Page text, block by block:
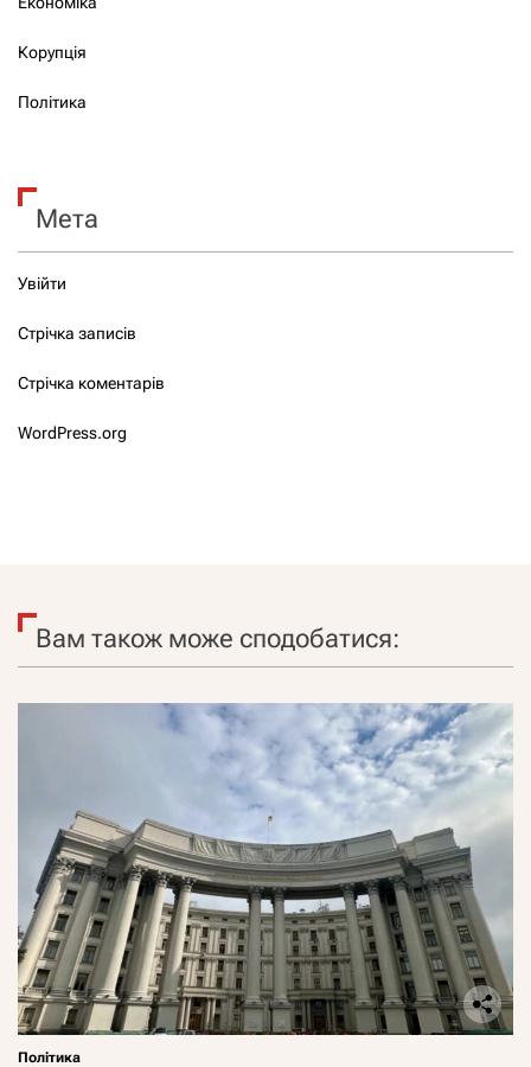
Корупція
Політика
Мета
Увійти
Стрічка записів
Стрічка коментарів
WordPress.org
Вам також може сподобатися:
Політика